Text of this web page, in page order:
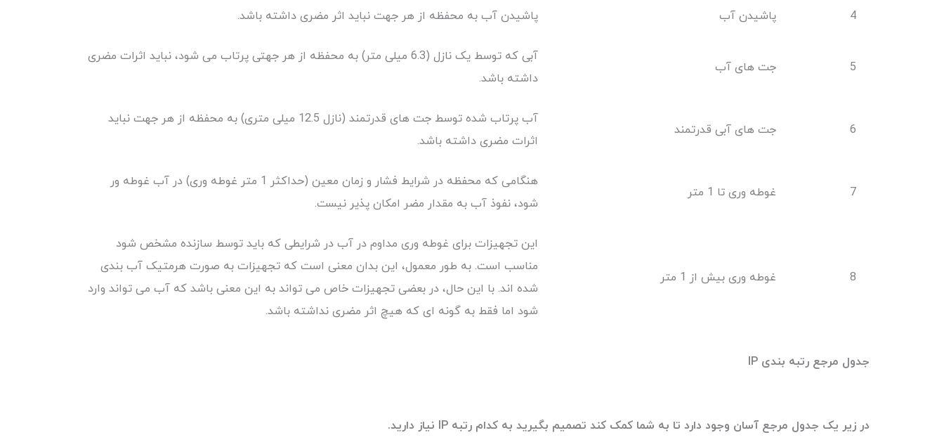
4 پاشیدن آب پاشیدن آب به محفظه از هر جهت نباید اثر مضری داشته باشد.
5 جت های آب
آبی که توسط یک نازل (6.3 میلی متر) به محفظه از هر جهتی پرتاب می شود، نباید اثرات مضری
داشته باشد.
6 جت های آبی قدرتمند
آب پرتاب شده توسط جت های قدرتمند (نازل 12.5 میلی متری) به محفظه از هر جهت نباید
اثرات مضری داشته باشد.
7 غوطه وری تا 1 متر
هنگامی که محفظه در شرایط فشار و زمان معین (حداکثر 1 متر غوطه وری) در آب غوطه ور
شود، نفوذ آب به مقدار مضر امکان پذیر نیست.
8 غوطه وری بیش از 1 متر
این تجهیزات برای غوطه وری مداوم در آب در شرایطی که باید توسط سازنده مشخص شود
مناسب است. به طور معمول، این بدان معنی است که تجهیزات به صورت هرمتیک آب بندی
شده اند. با این حال، در بعضی تجهیزات خاص می تواند به این معنی باشد که آب می تواند وارد
شود اما فقط به گونه ای که هیچ اثر مضری نداشته باشد.
جدول مرجع رتبه بندی IP
در زیر یک جدول مرجع آسان وجود دارد تا به شما کمک کند تصمیم بگیرید به کدام رتبه IP نیاز دارید.